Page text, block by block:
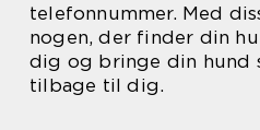
telefonnummer. Med
nogen, der finder din
dig og bringe din hund
tilbage til dig.